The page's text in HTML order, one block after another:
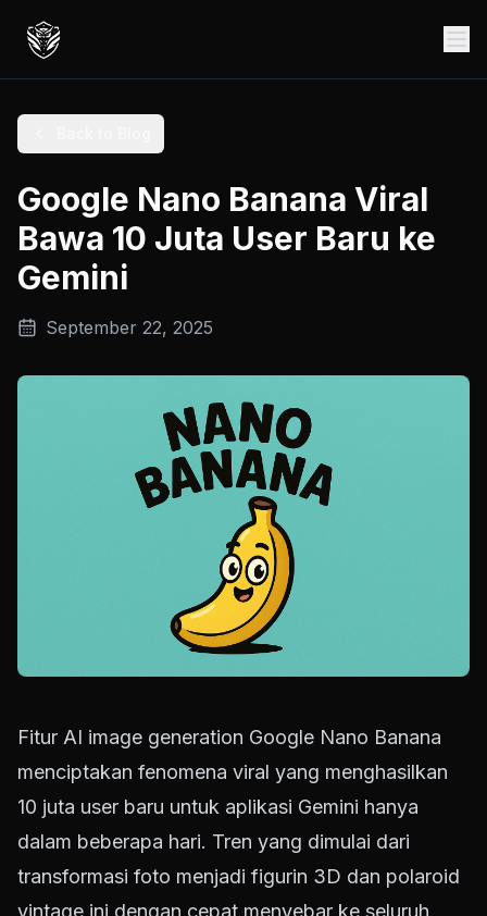
Google Nano Banana Viral
Bawa 10 Juta User Baru ke
Gemini
September 22, 2025
Fitur AI image generation Google Nano Banana
menciptakan fenomena viral yang menghasilkan
10 juta user baru untuk aplikasi Gemini hanya
dalam beberapa hari. Tren yang dimulai dari
transformasi foto menjadi figurin 3D dan polaroid